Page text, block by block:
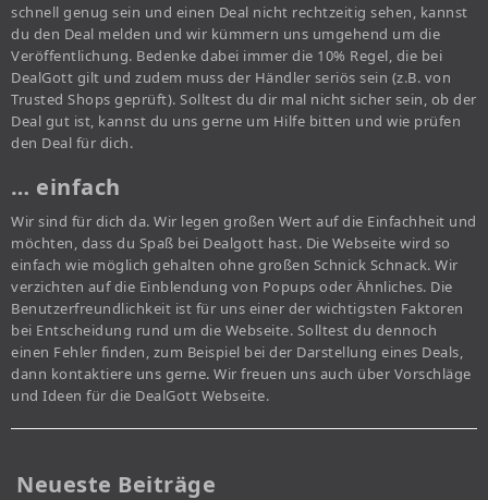
schnell genug sein und einen Deal nicht rechtzeitig sehen, kannst
du den Deal melden und wir kümmern uns umgehend um die
Veröffentlichung. Bedenke dabei immer die 10% Regel, die bei
DealGott gilt und zudem muss der Händler seriös sein (z.B. von
Trusted Shops geprüft). Solltest du dir mal nicht sicher sein, ob der
Deal gut ist, kannst du uns gerne um Hilfe bitten und wie prüfen
den Deal für dich.
… einfach
Wir sind für dich da. Wir legen großen Wert auf die Einfachheit und
möchten, dass du Spaß bei Dealgott hast. Die Webseite wird so
einfach wie möglich gehalten ohne großen Schnick Schnack. Wir
verzichten auf die Einblendung von Popups oder Ähnliches. Die
Benutzerfreundlichkeit ist für uns einer der wichtigsten Faktoren
bei Entscheidung rund um die Webseite. Solltest du dennoch
einen Fehler finden, zum Beispiel bei der Darstellung eines Deals,
dann kontaktiere uns gerne. Wir freuen uns auch über Vorschläge
und Ideen für die DealGott Webseite.
Neueste Beiträge